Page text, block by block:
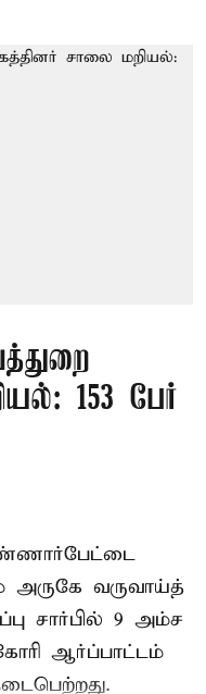
153 பேர்
வருவாய்த்
சார்பில் 9 அம்ச
ஆர்ப்பாட்டம்